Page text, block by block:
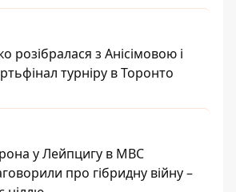
розібралася з Анісімовою і
турніру в Торонто
у Лейпцигу в МВС
про гібридну війну –